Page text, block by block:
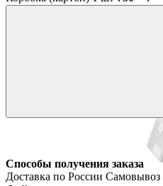
Способы получения заказа
Доставка по России Самовывоз